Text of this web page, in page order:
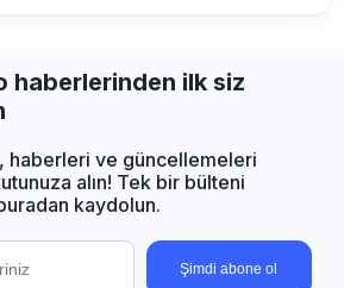
haberlerinden ilk siz
haberleri ve güncellemeleri
alın! Tek bir bülteni
kaydolun.
Şimdi abone ol